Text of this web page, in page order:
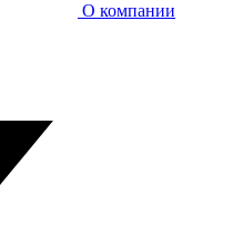
О компании